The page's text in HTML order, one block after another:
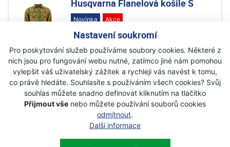
Nastavení soukromí
Pro poskytování služeb používáme soubory cookies. Některé z
nich jsou pro fungování webu nutné, zatímco jiné nám pomohou
vylepšit váš uživatelský zážitek a rychleji vás navést k tomu,
co právě hledáte. Souhlasíte s používáním všech cookies? Svůj
souhlas můžete snadno definovat kliknutím na tlačítko
Přijmout vše nebo můžete používání souborů cookies
odmítnout.
Další informace
Husqvarna Flanelová košile S
Novinka Akce
Na objednávku
1 099 Kč
989 Kč s DPH
Husqvarna Flanelová košile s
podšívkou S
Novinka Akce